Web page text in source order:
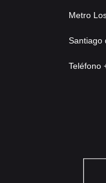
Metro
Santiago
Teléfono